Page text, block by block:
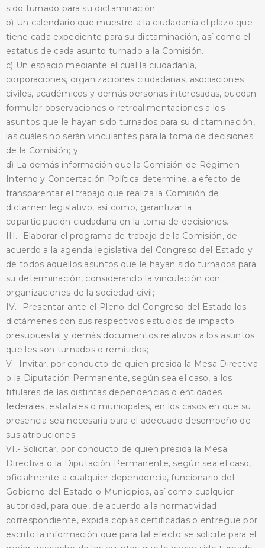
BUSCA AQUÍ
sido turnado para su dictaminación.
b) Un calendario que muestre a la ciudadanía el plazo que
tiene cada expediente para su dictaminación, así como el
estatus de cada asunto turnado a la Comisión.
c) Un espacio mediante el cual la ciudadanía,
corporaciones, organizaciones ciudadanas, asociaciones
civiles, académicos y demás personas interesadas, puedan
formular observaciones o retroalimentaciones a los
asuntos que le hayan sido turnados para su dictaminación,
las cuáles no serán vinculantes para la toma de decisiones
de la Comisión; y
d) La demás información que la Comisión de Régimen
Interno y Concertación Política determine, a efecto de
transparentar el trabajo que realiza la Comisión de
dictamen legislativo, así como, garantizar la
coparticipación ciudadana en la toma de decisiones.
III.- Elaborar el programa de trabajo de la Comisión, de
acuerdo a la agenda legislativa del Congreso del Estado y
de todos aquellos asuntos que le hayan sido turnados para
su determinación, considerando la vinculación con
organizaciones de la sociedad civil;
IV.- Presentar ante el Pleno del Congreso del Estado los
dictámenes con sus respectivos estudios de impacto
presupuestal y demás documentos relativos a los asuntos
que les son turnados o remitidos;
V.- Invitar, por conducto de quien presida la Mesa Directiva
o la Diputación Permanente, según sea el caso, a los
titulares de las distintas dependencias o entidades
federales, estatales o municipales, en los casos en que su
presencia sea necesaria para el adecuado desempeño de
sus atribuciones;
VI.- Solicitar, por conducto de quien presida la Mesa
Directiva o la Diputación Permanente, según sea el caso,
oficialmente a cualquier dependencia, funcionario del
Gobierno del Estado o Municipios, así como cualquier
autoridad, para que, de acuerdo a la normatividad
correspondiente, expida copias certificadas o entregue por
escrito la información que para tal efecto se solicite para el